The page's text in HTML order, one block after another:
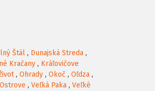
Štál , Dunajská Streda ,
Kračany , Kráľovičove
, Ohrady , Okoč , Oľdza ,
, Veľká Paka , Veľké